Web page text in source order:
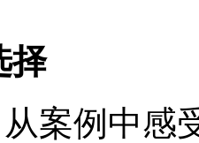
择
案例中感